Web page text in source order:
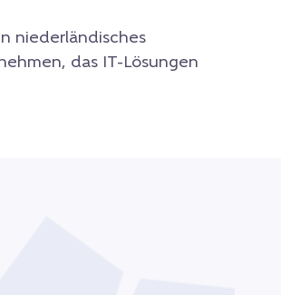
niederländisches
das IT-Lösungen